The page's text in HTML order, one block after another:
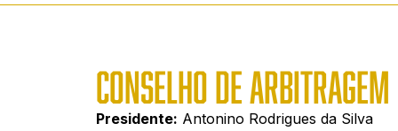
CONSELHO DE ARBITRAGEM
Presidente: Antonino Rodrigues da Silva